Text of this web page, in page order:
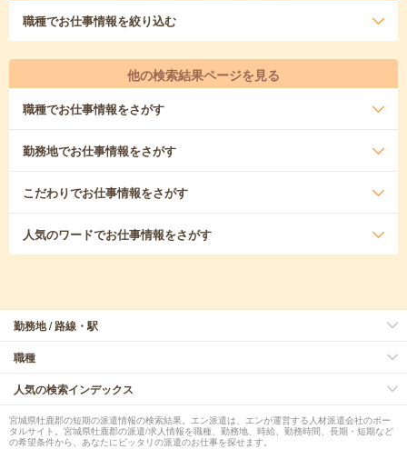
職種でお仕事情報を絞り込む
他の検索結果ページを見る
職種でお仕事情報をさがす
勤務地でお仕事情報をさがす
こだわりでお仕事情報をさがす
人気のワードでお仕事情報をさがす
勤務地 / 路線・駅
職種
人気の検索インデックス
宮城県牡鹿郡の短期の派遣情報の検索結果。エン派遣は、エンが運営する人材派遣会社のポー
タルサイト。宮城県牡鹿郡の派遣/求人情報を職種、勤務地、時給、勤務時間、長期・短期など
の希望条件から、あなたにピッタリの派遣のお仕事を探せます。